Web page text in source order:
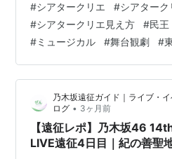
を、舞台初心者向けにわかりや
論 シアタークリエは比較的コン
階中央付近はかなり見やすい 前
し見づらい場合あり 端席は角
可能性あり 2階席は全体を見や
眼鏡があると安心 シアターク
#シアタークリエ #シアター
#シアタークリエ見え方 #民王
#ミュージカル #舞台観劇 #
乃木坂遠征ガイド｜ライブ・
ログ • 3ヶ月前
【遠征レポ】乃木坂46
LIVE遠征4日目｜紀の善聖